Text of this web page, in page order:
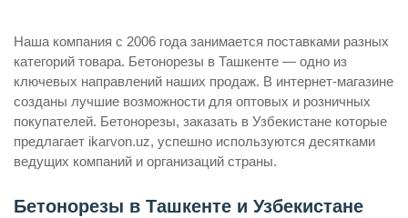
Наша компания с 2006 года занимается поставками разных
категорий товара. Бетонорезы в Ташкенте — одно из
ключевых направлений наших продаж. В интернет-магазине
созданы лучшие возможности для оптовых и розничных
покупателей. Бетонорезы, заказать в Узбекистане которые
предлагает ikarvon.uz, успешно используются десятками
ведущих компаний и организаций страны.
Бетонорезы в Ташкенте и Узбекистане